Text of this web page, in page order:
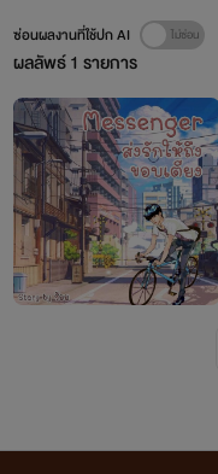
ผลลัพธ์1 รายการ
ซ่อนผลงานที่ใช้ปก AI